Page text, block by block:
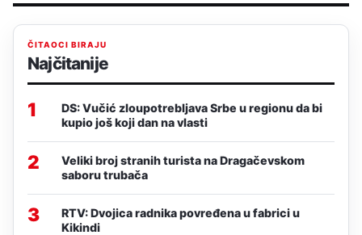
ČITAOCI BIRAJU
Najčitanije
1
DS: Vučić zloupotrebljava Srbe u regionu da bi
kupio još koji dan na vlasti
2
Veliki broj stranih turista na Dragačevskom
saboru trubača
3
RTV: Dvojica radnika povređena u fabrici u
Kikindi